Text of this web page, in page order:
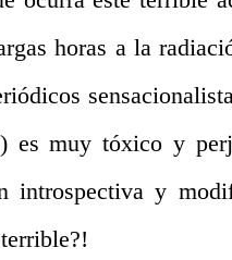
horas a la
es muy tóxico y
introspectiva y